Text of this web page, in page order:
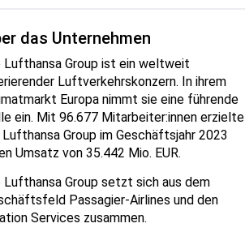
das Unternehmen
Lufthansa Group ist ein weltweit
Luftverkehrskonzern. In ihrem
Europa nimmt sie eine führende
ein. Mit 96.677 Mitarbeiter:innen erzielte
Lufthansa Group im Geschäftsjahr 2023
Umsatz von 35.442 Mio. EUR.
Lufthansa Group setzt sich aus dem
Passagier-Airlines und den
Services zusammen.